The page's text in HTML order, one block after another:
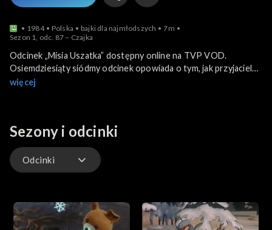
1984 Polska bajki dla najmłodszych
7m
Sezon 1, odc. 87 – Czajka
Odcinek „Misia Uszatka” dostępny online na TVP VOD.
Osiemdziesiąty siódmy odcinek opowiada o tym, jak przyjaciele
ratują przed zniszczeniem gniazdo czajki.
więcej
Sezony i odcinki
Odcinki
Extra